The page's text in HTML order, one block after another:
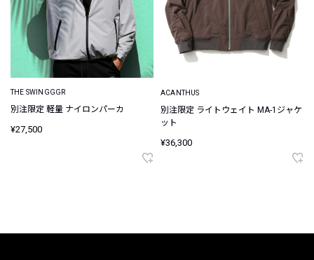
THE SWINGGGR
別注限定 軽量 ナイロンパーカ
¥27,500
ACANTHUS
別注限定 ライトウェイト MA-1ジャケ
ット
¥36,300